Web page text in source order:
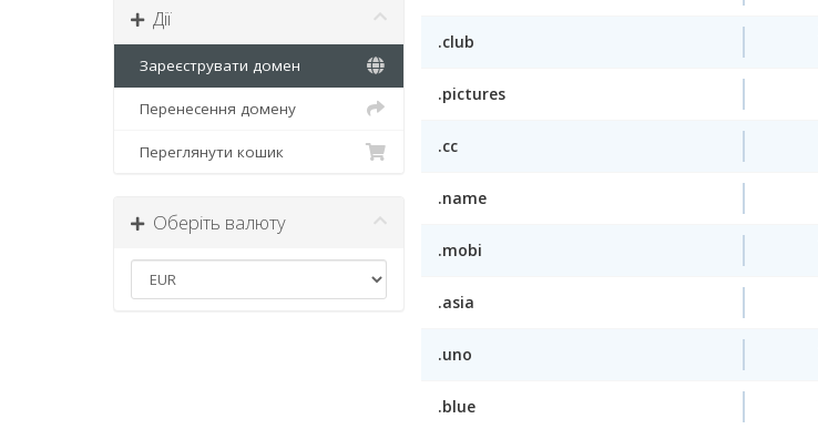
Дії
Зареєструвати домен
Перенесення домену
Переглянути кошик
Оберіть валюту
.club
.pictures
.cc
.name
.mobi
.asia
.uno
.blue